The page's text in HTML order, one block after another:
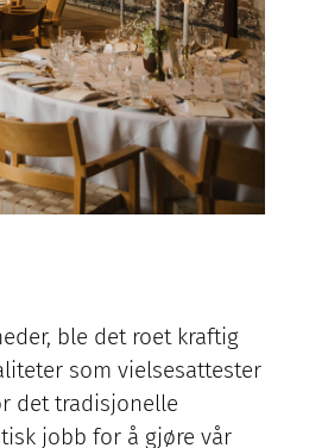
ble det roet kraftig
som vielsesattester
det tradisjonelle
jobb for å gjøre vår